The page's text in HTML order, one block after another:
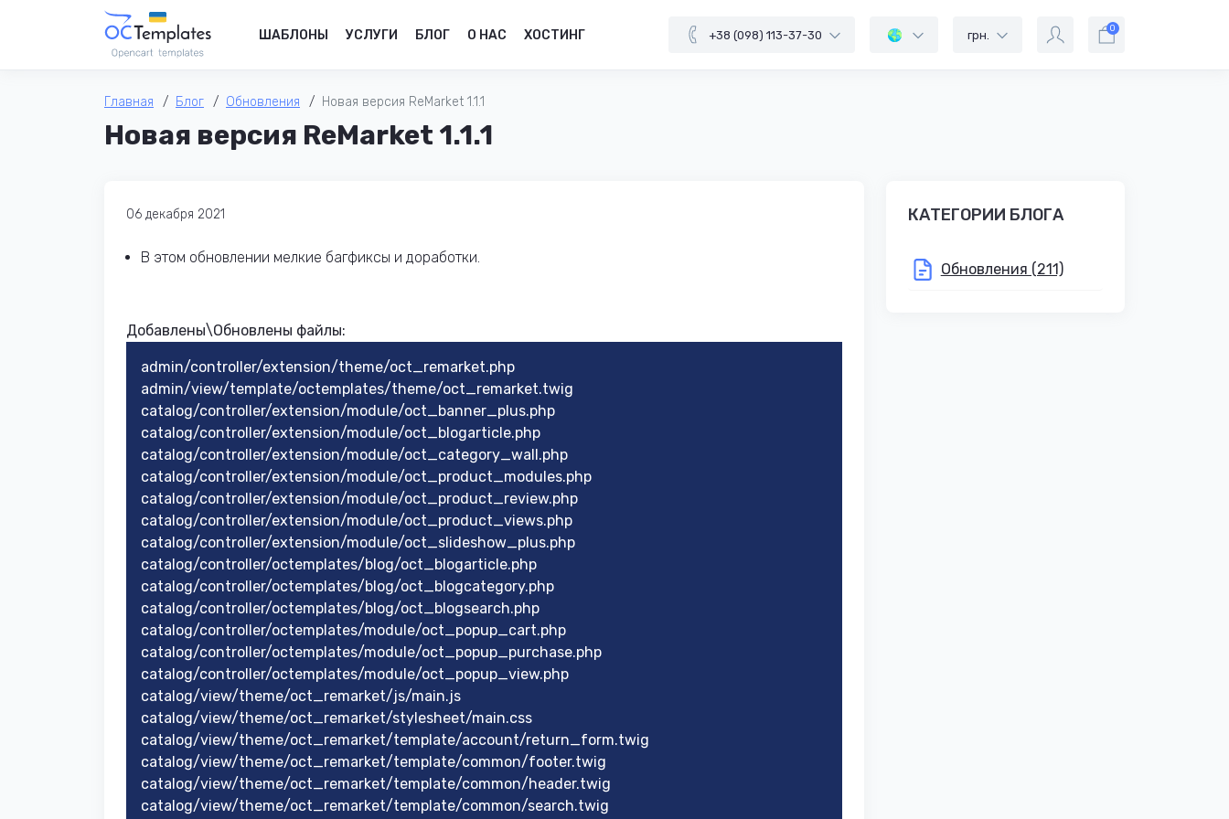
ШАБЛОНЫ УСЛУГИ БЛОГ О НАС ХОСТИНГ +38 (098) 113-37-30 грн. 0
Главная Блог Обновления Новая версия ReMarket 1.1.1
Новая версия ReMarket 1.1.1
06 декабря 2021
В этом обновлении мелкие багфиксы и доработки.
Добавлены\Обновлены файлы:
admin/controller/extension/theme/oct_remarket.php
admin/view/template/octemplates/theme/oct_remarket.twig
catalog/controller/extension/module/oct_banner_plus.php
catalog/controller/extension/module/oct_blogarticle.php
catalog/controller/extension/module/oct_category_wall.php
catalog/controller/extension/module/oct_product_modules.php
catalog/controller/extension/module/oct_product_review.php
catalog/controller/extension/module/oct_product_views.php
catalog/controller/extension/module/oct_slideshow_plus.php
catalog/controller/octemplates/blog/oct_blogarticle.php
catalog/controller/octemplates/blog/oct_blogcategory.php
catalog/controller/octemplates/blog/oct_blogsearch.php
catalog/controller/octemplates/module/oct_popup_cart.php
catalog/controller/octemplates/module/oct_popup_purchase.php
catalog/controller/octemplates/module/oct_popup_view.php
catalog/view/theme/oct_remarket/js/main.js
catalog/view/theme/oct_remarket/stylesheet/main.css
catalog/view/theme/oct_remarket/template/account/return_form.twig
catalog/view/theme/oct_remarket/template/common/footer.twig
catalog/view/theme/oct_remarket/template/common/header.twig
catalog/view/theme/oct_remarket/template/common/search.twig
КАТЕГОРИИ БЛОГА
Обновления (211)